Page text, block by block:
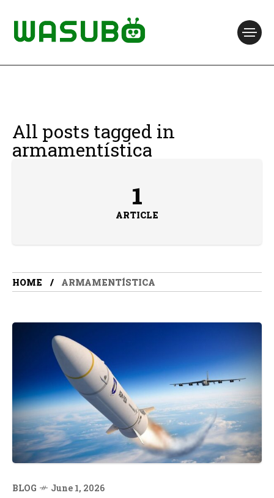
All posts tagged in
armamentística
1
ARTICLE
HOME ARMAMENTÍSTICA
BLOG June 1, 2026